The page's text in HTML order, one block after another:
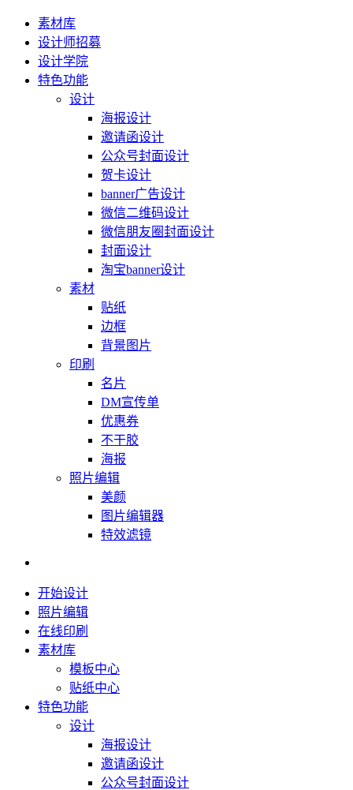
素材库
设计师招募
设计学院
特色功能
设计
海报设计
邀请函设计
公众号封面设计
贺卡设计
banner广告设计
微信二维码设计
微信朋友圈封面设计
封面设计
淘宝banner设计
素材
贴纸
边框
背景图片
印刷
名片
DM宣传单
优惠券
不干胶
海报
照片编辑
美颜
图片编辑器
特效滤镜
开始设计
照片编辑
在线印刷
素材库
模板中心
贴纸中心
特色功能
设计
海报设计
邀请函设计
公众号封面设计